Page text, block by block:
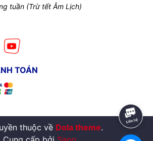
tuần (Trừ tết Âm Lịch)
TOÁN
thuộc về Dola theme.